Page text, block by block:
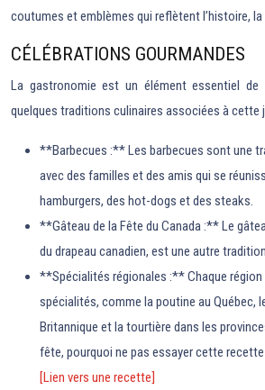
coutumes et emblèmes qui reflètent l’histoire,
CÉLÉBRATIONS GOURMANDES
La gastronomie est un élément essentiel de
quelques traditions culinaires associées à cette
**Barbecues :** Les barbecues sont une
avec des familles et des amis qui se
hamburgers, des hot-dogs et des steaks.
**Gâteau de la Fête du Canada :** Le
du drapeau canadien, est une autre
**Spécialités régionales :** Chaque région
spécialités, comme la poutine au Québec,
Britannique et la tourtière dans les
fête, pourquoi ne pas essayer cette
[Lien vers une recette]